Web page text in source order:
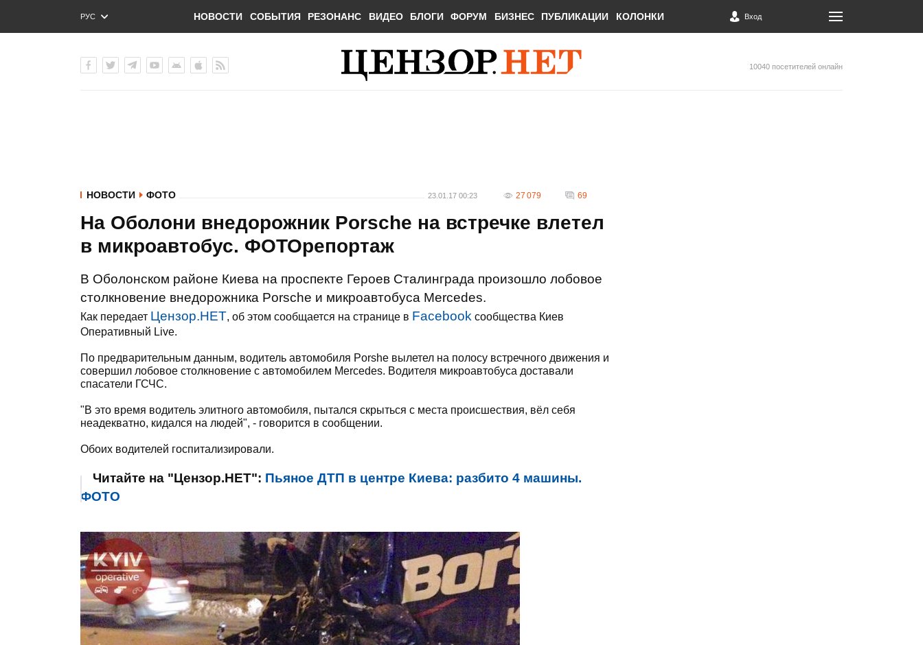
РУС
ENG
НОВОСТИ СОБЫТИЯ РЕЗОНАНС ВИДЕО БЛОГИ ФОРУМ БИЗНЕС ПУБЛИКАЦИИ КОЛОНКИ Вход
10040 посетителей онлайн
НОВОСТИ ФОТО 23.01.17 00:23 27 079 69
На Оболони внедорожник Porsche на встречке влетел
в микроавтобус. ФОТОрепортаж
В Оболонском районе Киева на проспекте Героев Сталинграда произошло лобовое
столкновение внедорожника Porsche и микроавтобуса Mercedes.
Как передает Цензор.НЕТ, об этом сообщается на странице в Facebook сообщества Киев
Оперативный Live.
По предварительным данным, водитель автомобиля Porshe вылетел на полосу встречного движения и
совершил лобовое столкновение с автомобилем Mercedes. Водителя микроавтобуса доставали
спасатели ГСЧС.
"В это время водитель элитного автомобиля, пытался скрыться с места происшествия, вёл себя
неадекватно, кидался на людей", - говорится в сообщении.
Обоих водителей госпитализировали.
Читайте на "Цензор.НЕТ": Пьяное ДТП в центре Киева: разбито 4 машины.
ФОТО